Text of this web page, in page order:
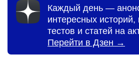
Каждый день —
интересных
тестов и статей на
Перейти в Дзен →